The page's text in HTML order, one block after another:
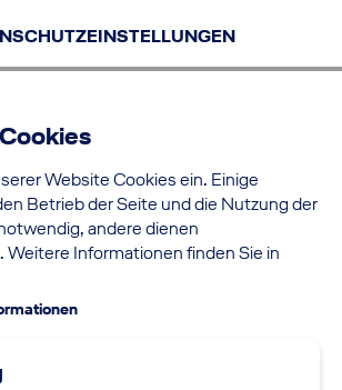
EINSTIEG: Duales Studium;
- FILTER ENTFERNEN
Website Cookies ein. Einige
Betrieb der Seite und die Nutzung der
andere dienen
Informationen finden Sie in